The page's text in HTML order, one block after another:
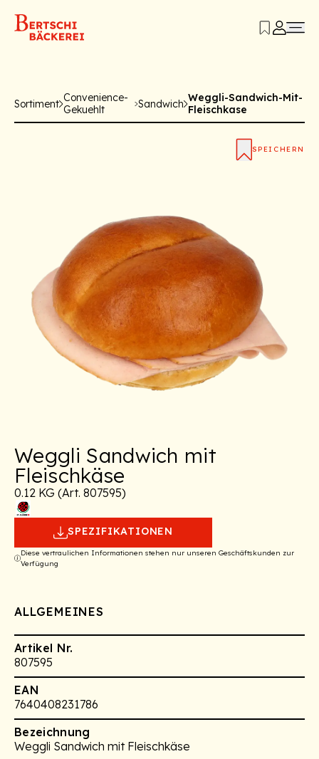
Sortiment Convenience-
Gekuehlt
Sandwich Weggli-Sandwich-Mit-
Fleischkase
SPEICHERN
Weggli Sandwich mit
Fleischkäse
0.12 KG (Art. 807595)
SPEZIFIKATIONEN
Diese vertraulichen Informationen stehen nur unseren Geschäftskunden zur
Verfügung
ALLGEMEINES
Artikel Nr.
807595
EAN
7640408231786
Bezeichnung
Weggli Sandwich mit Fleischkäse